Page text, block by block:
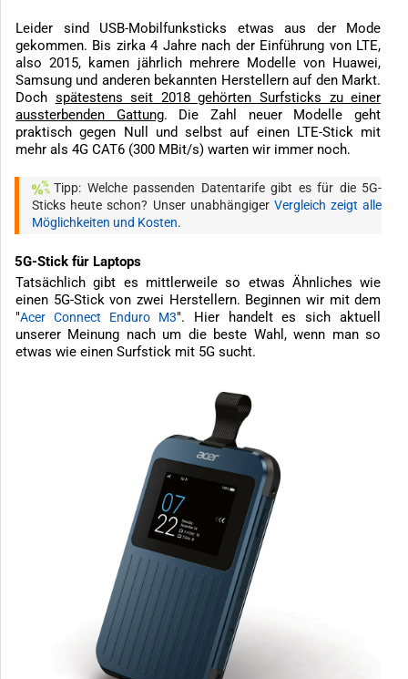
Leider sind USB-Mobilfunksticks etwas aus der Mode
gekommen. Bis zirka 4 Jahre nach der Einführung von LTE,
also 2015, kamen jährlich mehrere Modelle von Huawei,
Samsung und anderen bekannten Herstellern auf den Markt.
Doch spätestens seit 2018 gehörten Surfsticks zu einer
aussterbenden Gattung. Die Zahl neuer Modelle geht
praktisch gegen Null und selbst auf einen LTE-Stick mit
mehr als 4G CAT6 (300 MBit/s) warten wir immer noch.
Tipp: Welche passenden Datentarife gibt es für die 5G-
Sticks heute schon? Unser unabhängiger Vergleich zeigt alle
Möglichkeiten und Kosten.
5G-Stick für Laptops
Tatsächlich gibt es mittlerweile so etwas Ähnliches wie
einen 5G-Stick von zwei Herstellern. Beginnen wir mit dem
"Acer Connect Enduro M3". Hier handelt es sich aktuell
unserer Meinung nach um die beste Wahl, wenn man so
etwas wie einen Surfstick mit 5G sucht.